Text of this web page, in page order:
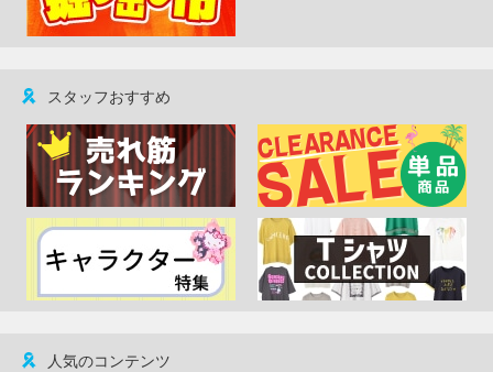
スタッフおすすめ
人気のコンテンツ